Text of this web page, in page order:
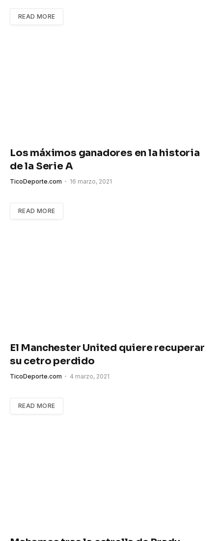
READ MORE
Los máximos ganadores en la historia
de la Serie A
TicoDeporte.com 16 marzo, 2021
READ MORE
El Manchester United quiere recuperar
su cetro perdido
TicoDeporte.com 4 marzo, 2021
READ MORE